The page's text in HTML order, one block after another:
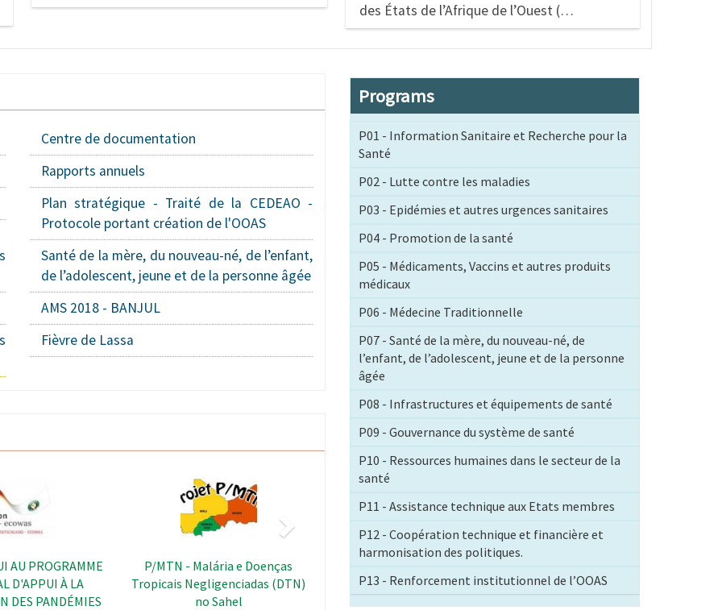
des États de l’Afrique de l’Ouest (…
Centre de documentation
Rapports annuels
Plan stratégique - Traité de la CEDEAO -
Protocole portant création de l'OOAS
Santé de la mère, du nouveau-né, de l’enfant,
de l’adolescent, jeune et de la personne âgée
AMS 2018 - BANJUL
Fièvre de Lassa
des
Surveillance des
Afrique de l’Ouest
SWEDD - Autonomisation des
Femmes et Dividende
Démographique au Sahel
Programs
P01 - Information Sanitaire et Recherche pour la
Santé
P02 - Lutte contre les maladies
P03 - Epidémies et autres urgences sanitaires
P04 - Promotion de la santé
P05 - Médicaments, Vaccins et autres produits
médicaux
P06 - Médecine Traditionnelle
P07 - Santé de la mère, du nouveau-né, de
l’enfant, de l’adolescent, jeune et de la personne
âgée
P08 - Infrastructures et équipements de santé
P09 - Gouvernance du système de santé
P10 - Ressources humaines dans le secteur de la
santé
P11 - Assistance technique aux Etats membres
P12 - Coopération technique et financière et
harmonisation des politiques.
P13 - Renforcement institutionnel de l’OOAS